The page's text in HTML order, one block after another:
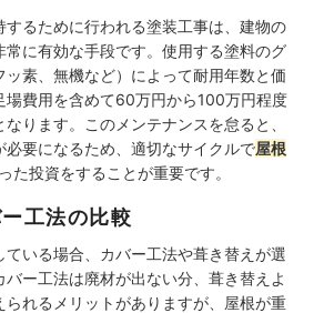
するために行われる塗装工事は、建物の
常に有効な手段です。使用する塗料のグ
ッ素、無機など）によって耐用年数と価
場費用を含めて60万円から100万円程度
ります。このメンテナンスを怠ると、
必要になるため、適切なサイクルで屋根
た投資をすることが重要です。
工法の比較
ている場合、カバー工法や葺き替えが選
ー工法は廃材が出ない分、葺き替えよ
られるメリットがありますが、屋根が重